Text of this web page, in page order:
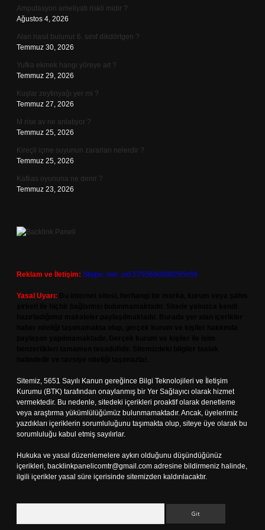
Amputasyon ameliyatı riskli midir ?
Ağustos 4, 2026
Alan nasıl bulunur 6. sınıf dikdörtgen ?
Temmuz 30, 2026
Yufka ekmek hangi yöreye ait ?
Temmuz 29, 2026
Kuşlar zeytinyağı yer mi ?
Temmuz 27, 2026
M rise av ne anlatıyor ?
Temmuz 25, 2026
Kireçli içme suyunun zararları nelerdir ?
Temmuz 25, 2026
Kafkas oyununa ne denir ?
Temmuz 23, 2026
Reklam ve İletişim: Skype: live:.cid.575569c608265c69
Yasal Uyarı:
Sitemiz, 5651 Sayılı Kanun gereğince Bilgi Teknolojileri ve İletişim
Kurumu (BTK) tarafından onaylanmış bir Yer Sağlayıcı olarak hizmet
vermektedir. Bu nedenle, sitedeki içerikleri proaktif olarak denetleme
veya araştırma yükümlülüğümüz bulunmamaktadır. Ancak, üyelerimiz
yazdıkları içeriklerin sorumluluğunu taşımakta olup, siteye üye olarak bu
sorumluluğu kabul etmiş sayılırlar.
Hukuka ve yasal düzenlemelere aykırı olduğunu düşündüğünüz
içerikleri, backlinkpanelicomtr@gmail.com adresine bildirmeniz halinde,
ilgili içerikler yasal süre içerisinde sitemizden kaldırılacaktır.